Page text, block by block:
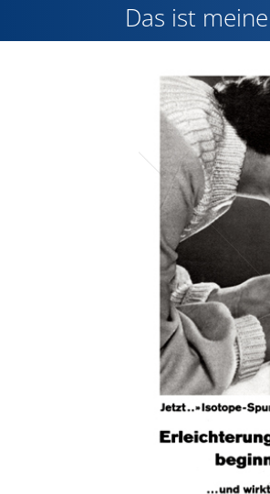
Einst und Heute
Marken
Konzerne
Epoche
Das ist